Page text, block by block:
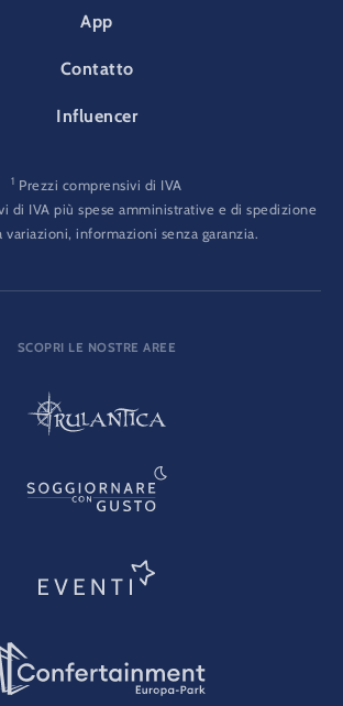
App
Contatto
Influencer
1 Prezzi comprensivi di IVA
di IVA più spese amministrative e di spedizione
variazioni, informazioni senza garanzia.
SCOPRI LE NOSTRE AREE